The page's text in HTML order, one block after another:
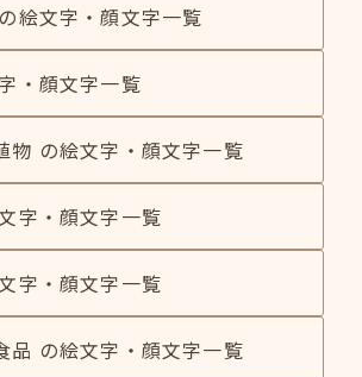
絵文字・顔文字一覧
・顔文字一覧
物 の絵文字・顔文字一覧
字・顔文字一覧
字・顔文字一覧
品 の絵文字・顔文字一覧